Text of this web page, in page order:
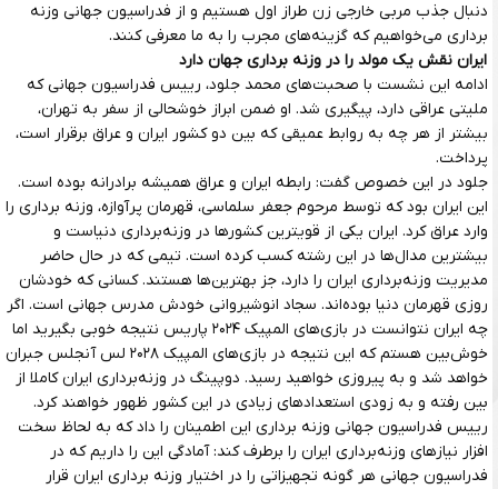
دنبال جذب مربی خارجی زن طراز اول هستیم و از فدراسیون جهانی وزنه
برداری می‌خواهیم که گزینه‌های مجرب را به ما معرفی کنند.
ایران نقش یک مولد را در وزنه برداری جهان دارد
ادامه این نشست با صحبت‌های محمد جلود، رییس فدراسیون جهانی که
ملیتی عراقی دارد، پیگیری شد. او ضمن ابراز خوشحالی از سفر به تهران،
بیشتر از هر چه به روابط عمیقی که بین دو کشور ایران و عراق برقرار است،
پرداخت.
جلود در این خصوص گفت: رابطه ایران و عراق همیشه برادرانه بوده است.
این ایران بود که توسط مرحوم جعفر سلماسی، قهرمان پرآوازه، وزنه برداری را
وارد عراق کرد. ایران یکی از قویترین کشورها در وزنه‌برداری دنیاست و
بیشترین مدال‌ها در این رشته کسب کرده است. تیمی که در حال حاضر
مدیریت وزنه‌برداری ایران را دارد، جز بهترین‌ها هستند. کسانی که خودشان
روزی قهرمان دنیا بوده‌اند. سجاد انوشیروانی خودش مدرس جهانی است. اگر
چه ایران نتوانست در بازی‌های المپیک ۲۰۲۴ پاریس نتیجه خوبی بگیرید اما
خوش‌بین هستم که این نتیجه در بازی‌های المپیک ۲۰۲۸ لس آنجلس جبران
خواهد شد و به پیروزی خواهید رسید. دوپینگ در وزنه‌برداری ایران کاملا از
بین رفته و به زودی استعدادهای زیادی در این کشور ظهور خواهند کرد.
رییس فدراسیون جهانی وزنه برداری این اطمینان را داد که به لحاظ سخت
افزار نیازهای وزنه‌برداری ایران را برطرف کند: آمادگی این را داریم که در
فدراسیون جهانی هر گونه تجهیزاتی را در اختیار وزنه برداری ایران قرار